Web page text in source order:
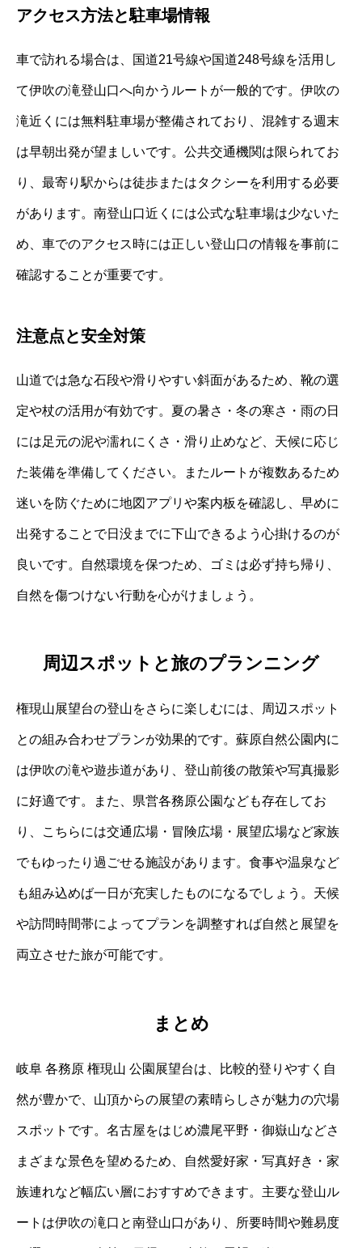
アクセス方法と駐車場情報
車で訪れる場合は、国道21号線や国道248号線を活用し
て伊吹の滝登山口へ向かうルートが一般的です。伊吹の
滝近くには無料駐車場が整備されており、混雑する週末
は早朝出発が望ましいです。公共交通機関は限られてお
り、最寄り駅からは徒歩またはタクシーを利用する必要
があります。南登山口近くには公式な駐車場は少ないた
め、車でのアクセス時には正しい登山口の情報を事前に
確認することが重要です。
注意点と安全対策
山道では急な石段や滑りやすい斜面があるため、靴の選
定や杖の活用が有効です。夏の暑さ・冬の寒さ・雨の日
には足元の泥や濡れにくさ・滑り止めなど、天候に応じ
た装備を準備してください。またルートが複数あるため
迷いを防ぐために地図アプリや案内板を確認し、早めに
出発することで日没までに下山できるよう心掛けるのが
良いです。自然環境を保つため、ゴミは必ず持ち帰り、
自然を傷つけない行動を心がけましょう。
周辺スポットと旅のプランニング
権現山展望台の登山をさらに楽しむには、周辺スポット
との組み合わせプランが効果的です。蘇原自然公園内に
は伊吹の滝や遊歩道があり、登山前後の散策や写真撮影
に好適です。また、県営各務原公園なども存在してお
り、こちらには交通広場・冒険広場・展望広場など家族
でもゆったり過ごせる施設があります。食事や温泉など
も組み込めば一日が充実したものになるでしょう。天候
や訪問時間帯によってプランを調整すれば自然と展望を
両立させた旅が可能です。
まとめ
岐阜 各務原 権現山 公園展望台は、比較的登りやすく自
然が豊かで、山頂からの展望の素晴らしさが魅力の穴場
スポットです。名古屋をはじめ濃尾平野・御嶽山などさ
まざまな景色を望めるため、自然愛好家・写真好き・家
族連れなど幅広い層におすすめできます。主要な登山ル
ートは伊吹の滝口と南登山口があり、所要時間や難易度